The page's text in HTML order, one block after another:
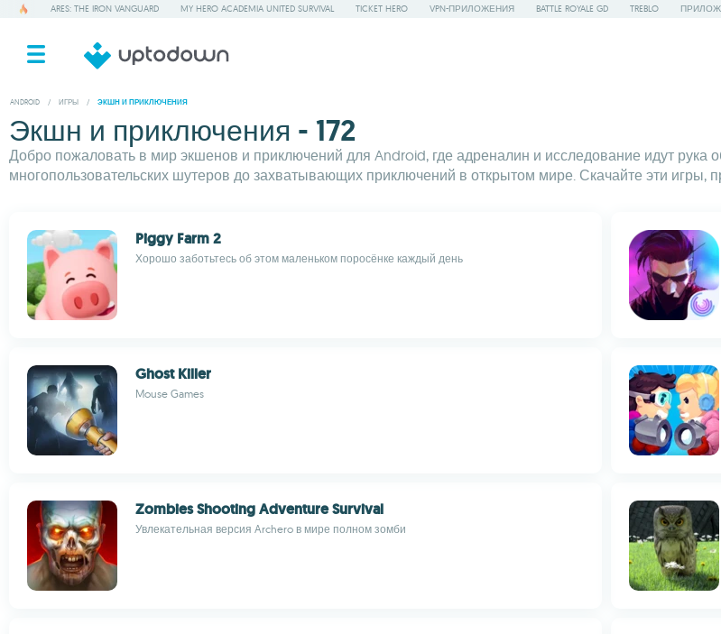
ARES: THE IRON VANGUARD MY HERO ACADEMIA UNITED SURVIVAL TICKET HERO VPN-ПРИЛОЖЕНИЯ BATTLE ROYALE GD TREBLO
ANDROID / ИГРЫ / ЭКШН И ПРИКЛЮЧЕНИЯ
Экшн и приключения - 172
Добро пожаловать в мир экшенов и приключений для Android, где адреналин и исследование идут рука
многопользовательских шутеров до захватывающих приключений в открытом мире. Скачайте эти
Piggy Farm 2
Хорошо заботьтесь об этом маленьком поросёнке каждый день
Ghost Killer
Mouse Games
Zombies Shooting Adventure Survival
Увлекательная версия Archero в мире полном зомби